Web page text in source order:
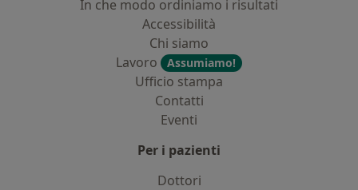
In che modo ordiniamo i risultati
Accessibilità
Chi siamo
Lavoro
Assumiamo!
Ufficio stampa
Contatti
Eventi
Per i pazienti
Dottori